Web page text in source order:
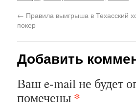
← Правила выигрыша в Техасский
покер
Добавить
Ваш e-mail не будет
помечены *